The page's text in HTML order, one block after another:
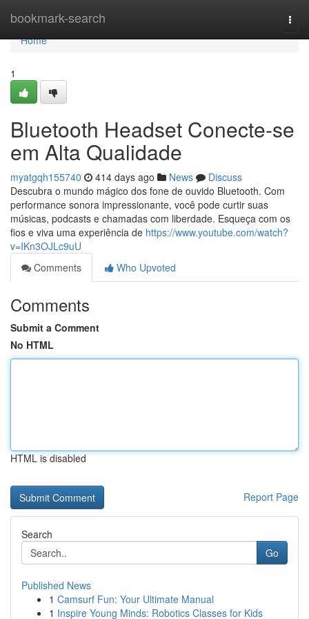
bookmark-search
Home
Home
1
Bluetooth Headset Conecte-se
em Alta Qualidade
myatgqh155740 414 days ago News
Discuss
Descubra o mundo mágico dos fone de ouvido Bluetooth. Com
performance sonora impressionante, você pode curtir suas
músicas, podcasts e chamadas com liberdade. Esqueça com os
fios e viva uma experiência de https://www.youtube.com/watch?
v=IKn3OJLc9uU
Comments
Who Upvoted
Comments
Submit a Comment
No HTML
HTML is disabled
Report Page
Search
Go
Published News
1 Camsurf Fun: Your Ultimate Manual
1 Inspire Young Minds: Robotics Classes for Kids